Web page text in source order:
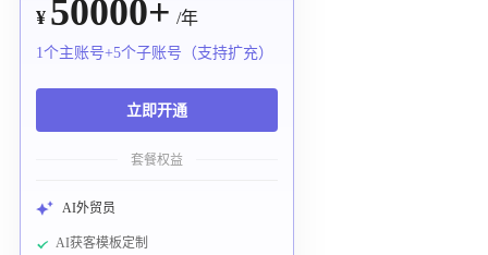
¥ 50000+ /年
1个主账号+5个子账号（支持扩充）
立即开通
套餐权益
AI外贸员
AI获客模板定制